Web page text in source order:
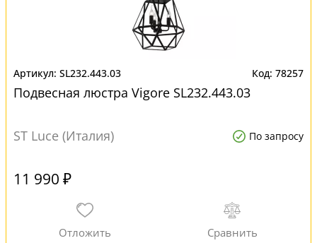
SL232.443.03 78257
Подвесная люстра Vigore SL232.443.03
ST Luce (Италия) По запросу
11 990 ₽